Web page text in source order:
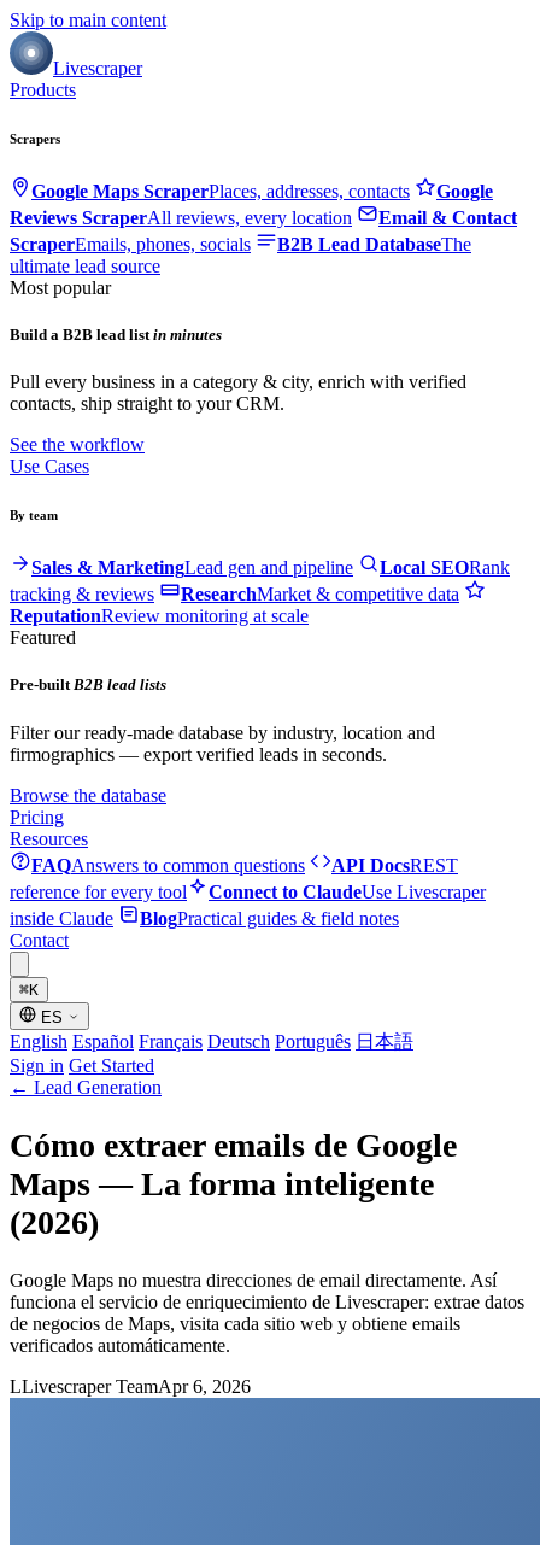
Skip to main content
Livescraper
Products
Scrapers
Google Maps ScraperPlaces, addresses, contacts
Google
Reviews ScraperAll reviews, every location
Email & Contact
ScraperEmails, phones, socials B2B Lead DatabaseThe
ultimate lead source
Most popular
Build a B2B lead listin minutes
Pull every business in a category & city, enrich with verified
contacts, ship straight to your CRM.
See the workflow
Use Cases
By team
Sales & MarketingLead gen and pipeline Local SEORank
tracking & reviews
ResearchMarket & competitive data
ReputationReview monitoring at scale
Featured
Pre-builtB2B lead lists
Filter our ready-made database by industry, location and
firmographics — export verified leads in seconds.
Browse the database
Pricing
Resources
FAQAnswers to common questions API DocsREST
reference for every tool
Connect to ClaudeUse Livescraper
inside Claude
BlogPractical guides & field notes
Contact
⌘K
ES
English Español Français Deutsch Português 日本語
Sign in Get Started
← Lead Generation
Cómo extraer emails de Google
Maps — La forma inteligente
(2026)
Google Maps no muestra direcciones de email directamente. Así
funciona el servicio de enriquecimiento de Livescraper: extrae datos
de negocios de Maps, visita cada sitio web y obtiene emails
verificados automáticamente.
LLivescraper TeamApr 6, 2026